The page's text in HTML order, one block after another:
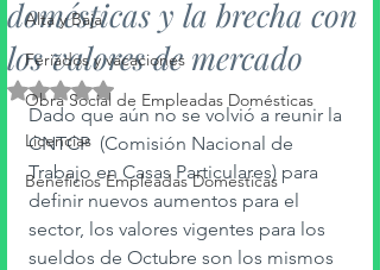
Alta y Baja
Feriados y vacaciones
Obra Social de Empleadas Domésticas
Licencias
Beneficios Empleadas Domesticas
domésticas y la brecha con
los valores de mercado
Obtuvo NaN de 5 estrellas.
Dado que aún no se volvió a reunir la
CNTCP  (Comisión Nacional de
Trabajo en Casas Particulares) para
definir nuevos aumentos para el
sector, los valores vigentes para los
sueldos de Octubre son los mismos